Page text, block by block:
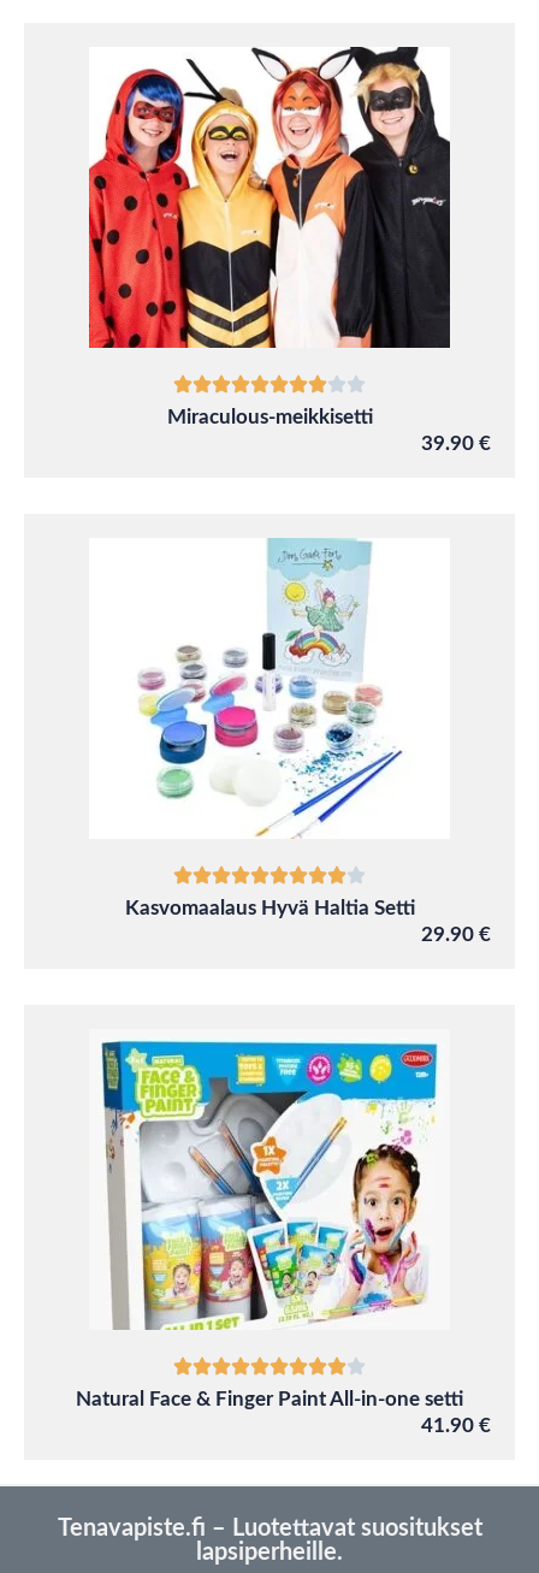
Miraculous-meikkisetti
39.90 €
Kasvomaalaus Hyvä Haltia Setti
29.90 €
Natural Face & Finger Paint All-in-one setti
41.90 €
Tenavapiste.fi – Luotettavat suositukset
lapsiperheille.